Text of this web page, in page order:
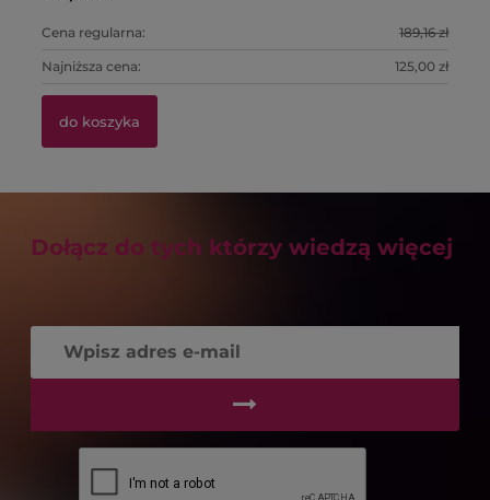
Cena regularna: 189,16 zł
Najniższa cena: 125,00 zł
do koszyka
Dołącz do tych którzy wiedzą więcej